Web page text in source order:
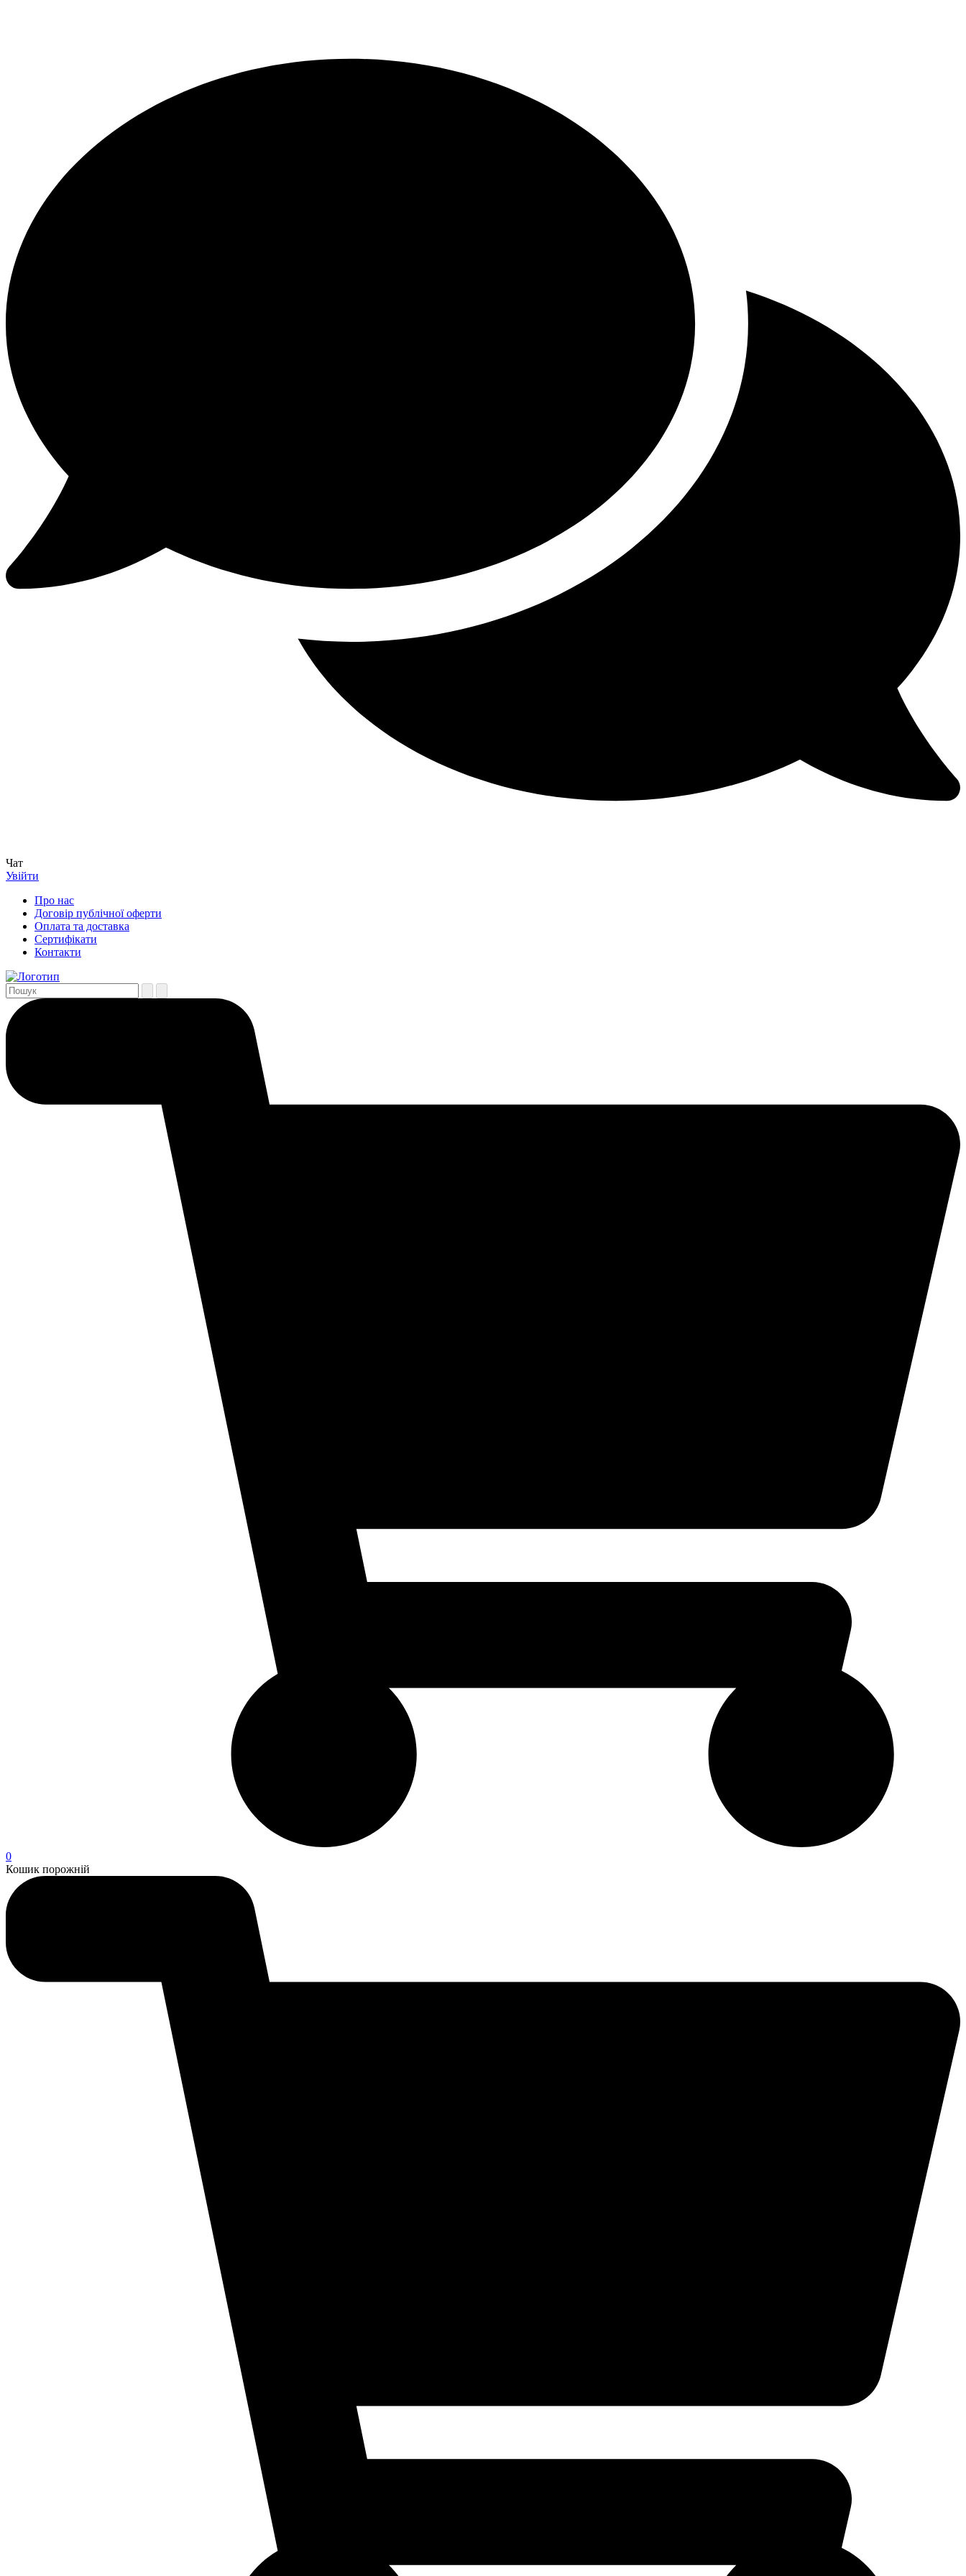
Чат
Увійти
Про нас
Договір публічної оферти
Оплата та доставка
Сертифікати
Контакти
0
Кошик порожній